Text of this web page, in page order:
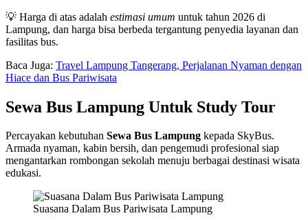
💡 Harga di atas adalah estimasi umum untuk tahun 2026 di
Lampung, dan harga bisa berbeda tergantung penyedia layanan dan
fasilitas bus.
Baca Juga: Travel Lampung Tangerang, Perjalanan Nyaman dengan
Hiace dan Bus Pariwisata
Sewa Bus Lampung Untuk Study Tour
Percayakan kebutuhan Sewa Bus Lampung kepada SkyBus.
Armada nyaman, kabin bersih, dan pengemudi profesional siap
mengantarkan rombongan sekolah menuju berbagai destinasi wisata
edukasi.
Suasana Dalam Bus Pariwisata Lampung